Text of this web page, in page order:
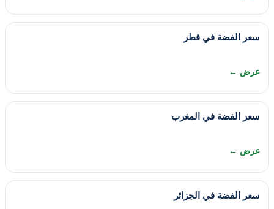
سعر الفضة في قطر
عرض ←
سعر الفضة في المغرب
عرض ←
سعر الفضة في الجزائر